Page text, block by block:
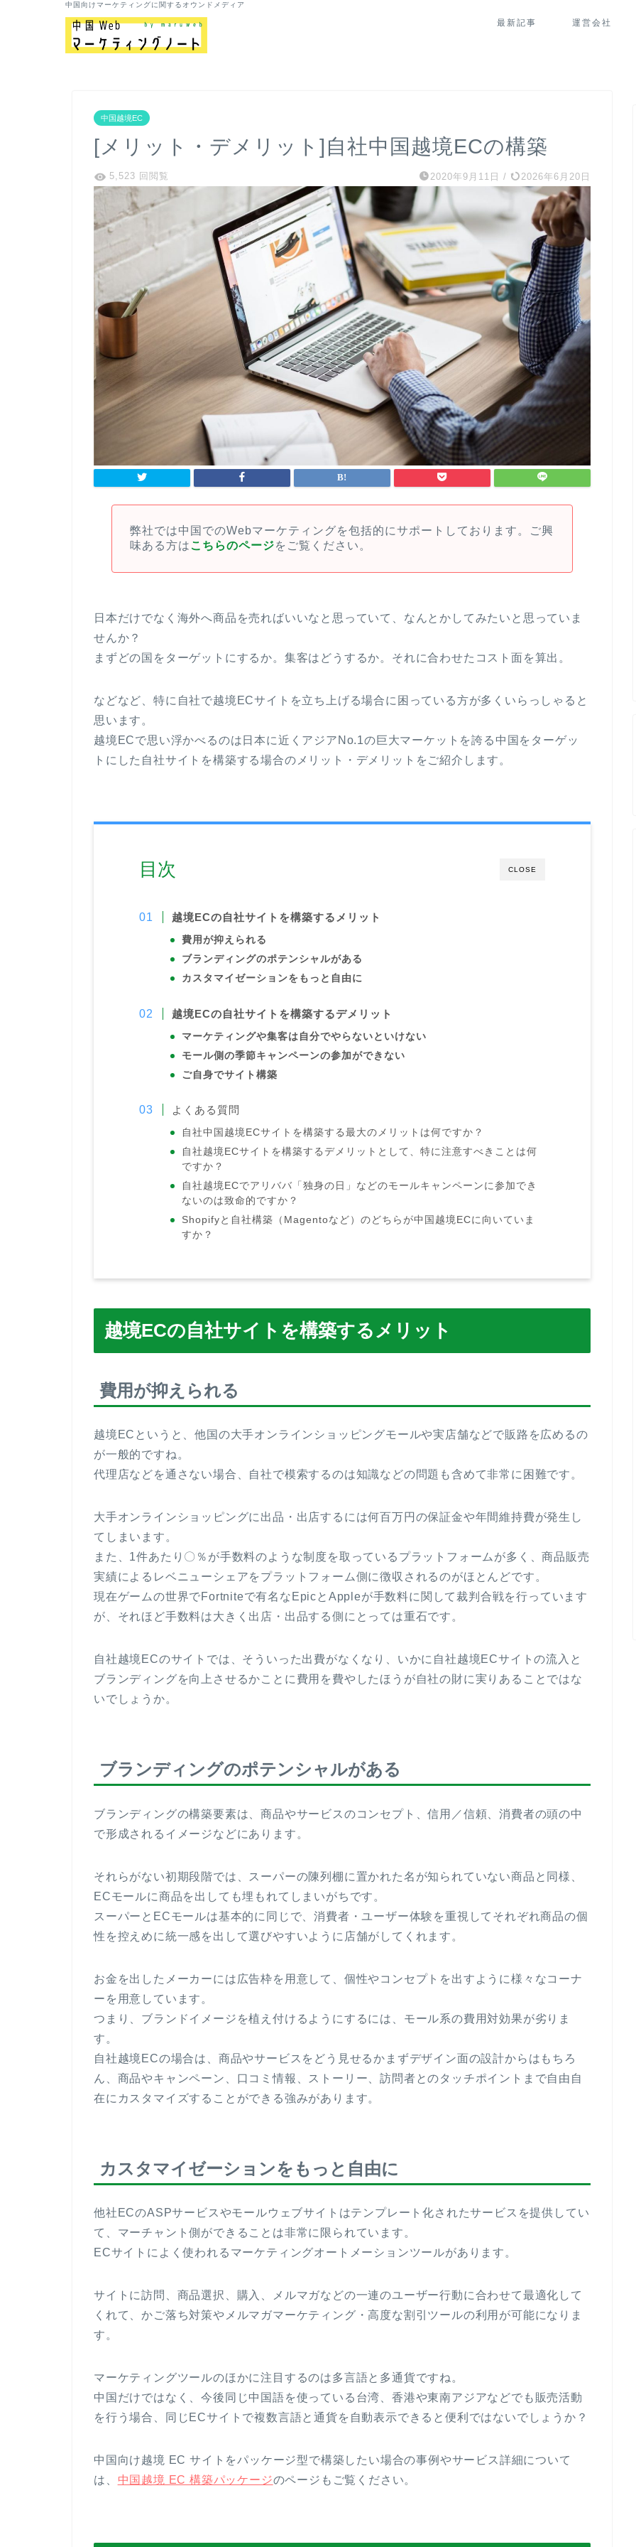
中国向けマーケティングに関するオウンドメディア
最新記事 運営会社
中国越境EC
[メリット・デメリット]自社中国越境ECの構築
5,523 回閲覧 2020年9月11日 / 2026年6月20日
弊社では中国でのWebマーケティングを包括的にサポートしております。ご興
味ある方は こちらのページをご覧ください。
日本だけでなく海外へ商品を売ればいいなと思っていて、なんとかしてみたいと思っていま
せんか？
まずどの国をターゲットにするか。集客はどうするか。それに合わせたコスト面を算出。
などなど、特に自社で越境ECサイトを立ち上げる場合に困っている方が多くいらっしゃると
思います。
越境ECで思い浮かべるのは日本に近くアジアNo.1の巨大マーケットを誇る中国をターゲッ
トにした自社サイトを構築する場合のメリット・デメリットをご紹介します。
CLOSE
目次
越境ECの自社サイトを構築するメリット
費用が抑えられる
ブランディングのポテンシャルがある
カスタマイゼーションをもっと自由に
越境ECの自社サイトを構築するデメリット
マーケティングや集客は自分でやらないといけない
モール側の季節キャンペーンの参加ができない
ご自身でサイト構築
よくある質問
自社中国越境ECサイトを構築する最大のメリットは何ですか？
自社越境ECサイトを構築するデメリットとして、特に注意すべきことは何
ですか？
自社越境ECでアリババ「独身の日」などのモールキャンペーンに参加でき
ないのは致命的ですか？
Shopifyと自社構築（Magentoなど）のどちらが中国越境ECに向いていま
すか？
越境ECの自社サイトを構築するメリット
費用が抑えられる
越境ECというと、他国の大手オンラインショッピングモールや実店舗などで販路を広めるの
が一般的ですね。
代理店などを通さない場合、自社で模索するのは知識などの問題も含めて非常に困難です。
大手オンラインショッピングに出品・出店するには何百万円の保証金や年間維持費が発生し
てしまいます。
また、1件あたり〇％が手数料のような制度を取っているプラットフォームが多く、商品販売
実績によるレベニューシェアをプラットフォーム側に徴収されるのがほとんどです。
現在ゲームの世界でFortniteで有名なEpicとAppleが手数料に関して裁判合戦を行っています
が、それほど手数料は大きく出店・出品する側にとっては重石です。
自社越境ECのサイトでは、そういった出費がなくなり、いかに自社越境ECサイトの流入と
ブランディングを向上させるかことに費用を費やしたほうが自社の財に実りあることではな
いでしょうか。
ブランディングのポテンシャルがある
ブランディングの構築要素は、商品やサービスのコンセプト、信用／信頼、消費者の頭の中
で形成されるイメージなどにあります。
それらがない初期段階では、スーパーの陳列棚に置かれた名が知られていない商品と同様、
ECモールに商品を出しても埋もれてしまいがちです。
スーパーとECモールは基本的に同じで、消費者・ユーザー体験を重視してそれぞれ商品の個
性を控えめに統一感を出して選びやすいように店舗がしてくれます。
お金を出したメーカーには広告枠を用意して、個性やコンセプトを出すように様々なコーナ
ーを用意しています。
つまり、ブランドイメージを植え付けるようにするには、モール系の費用対効果が劣りま
す。
自社越境ECの場合は、商品やサービスをどう見せるかまずデザイン面の設計からはもちろ
ん、商品やキャンペーン、口コミ情報、ストーリー、訪問者とのタッチポイントまで自由自
在にカスタマイズすることができる強みがあります。
カスタマイゼーションをもっと自由に
他社ECのASPサービスやモールウェブサイトはテンプレート化されたサービスを提供してい
て、マーチャント側ができることは非常に限られています。
ECサイトによく使われるマーケティングオートメーションツールがあります。
サイトに訪問、商品選択、購入、メルマガなどの一連のユーザー行動に合わせて最適化して
くれて、かご落ち対策やメルマガマーケティング・高度な割引ツールの利用が可能になりま
す。
マーケティングツールのほかに注目するのは多言語と多通貨ですね。
中国だけではなく、今後同じ中国語を使っている台湾、香港や東南アジアなどでも販売活動
を行う場合、同じECサイトで複数言語と通貨を自動表示できると便利ではないでしょうか？
中国向け越境 EC サイトをパッケージ型で構築したい場合の事例やサービス詳細について
は、 中国越境 EC 構築パッケージのページもご覧ください。